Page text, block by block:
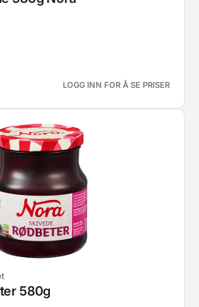
LOGG INN FOR Å SE PRISER
580g